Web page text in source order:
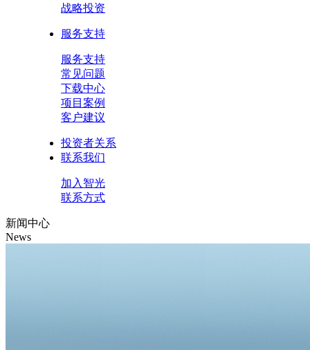
战略投资
服务支持
服务支持
常见问题
下载中心
项目案例
客户建议
投资者关系
联系我们
加入智光
联系方式
新闻中心
News